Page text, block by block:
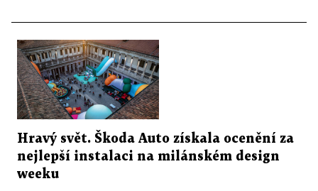
Hravý svět. Škoda Auto získala ocenění za
nejlepší instalaci na milánském design
weeku